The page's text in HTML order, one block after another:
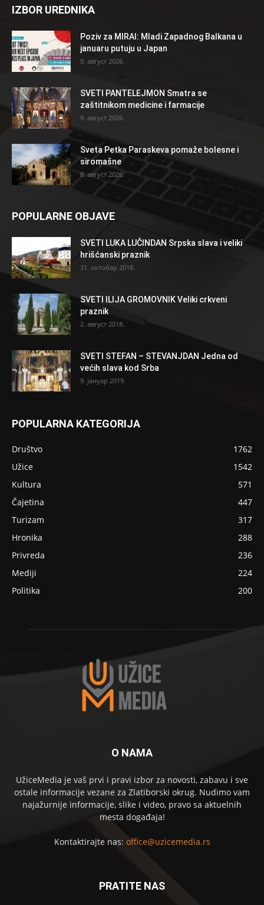
IZBOR UREDNIKA
Poziv za MIRAI: Mladi Zapadnog Balkana u
januaru putuju u Japan
9. август 2026.
SVETI PANTELEJMON Smatra se
zaštitnikom medicine i farmacije
9. август 2026.
Sveta Petka Paraskeva pomaže bolesne i
siromašne
8. август 2026.
POPULARNE OBJAVE
SVETI LUKA LUČINDAN Srpska slava i veliki
hrišćanski praznik
31. октобар 2018.
SVETI ILIJA GROMOVNIK Veliki crkveni
praznik
2. август 2018.
SVETI STEFAN – STEVANJDAN Jedna od
većih slava kod Srba
9. јануар 2019.
POPULARNA KATEGORIJA
Društvo
1762
Užice
1542
Kultura
571
Čajetina
447
Turizam
317
Hronika
288
Privreda
236
Mediji
224
Politika
200
O NAMA
UžiceMedia je vaš prvi i pravi izbor za novosti, zabavu i sve
ostale informacije vezane za Zlatiborski okrug. Nudimo vam
najažurnije informacije, slike i video, pravo sa aktuelnih
mesta događaja!
Kontaktirajte nas: office@uzicemedia.rs
PRATITE NAS